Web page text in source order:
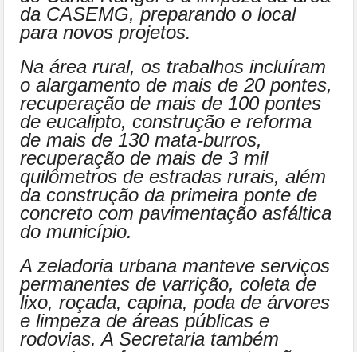
da CASEMG, preparando o local
para novos projetos.
Na área rural, os trabalhos incluíram
o alargamento de mais de 20 pontes,
recuperação de mais de 100 pontes
de eucalipto, construção e reforma
de mais de 130 mata-burros,
recuperação de mais de 3 mil
quilômetros de estradas rurais, além
da construção da primeira ponte de
concreto com pavimentação asfáltica
do município.
A zeladoria urbana manteve serviços
permanentes de varrição, coleta de
lixo, roçada, capina, poda de árvores
e limpeza de áreas públicas e
rodovias. A Secretaria também